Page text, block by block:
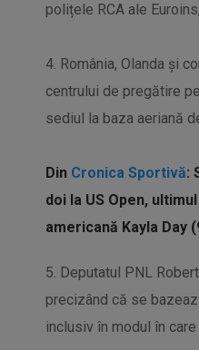
polițele RCA ale
4. România, Olanda și
centrului de pregătire
sediul la baza aeriană
Din Cronica Sportivă:
doi la US Open,
americană Kayla Day
5. Deputatul PNL
precizând că se
inclusiv în modul în